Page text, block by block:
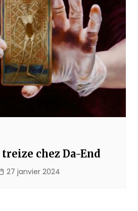
chez Da-End
27 janvier 2024